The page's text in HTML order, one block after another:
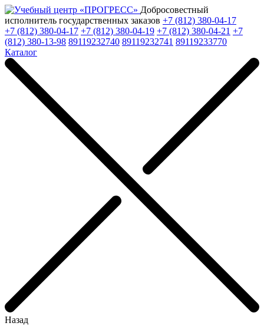
Добросовестный
исполнитель государственных заказов +7 (812) 380-04-17
+7 (812) 380-04-17 +7 (812) 380-04-19 +7 (812) 380-04-21 +7
(812) 380-13-98 89119232740 89119232741 89119233770
Каталог
Назад